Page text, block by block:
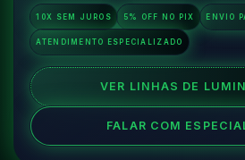
10X SEM JUROS 5% OFF NO PIX ENVIO
ATENDIMENTO ESPECIALIZADO
VER LINHAS DE
FALAR COM